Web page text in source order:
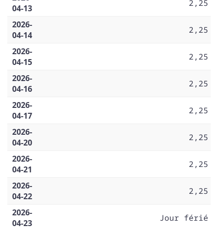
04-13
2,25
2026-
04-14
2,25
2026-
04-15
2,25
2026-
04-16
2,25
2026-
04-17
2,25
2026-
04-20
2,25
2026-
04-21
2,25
2026-
04-22
2,25
2026-
04-23
Jour férié